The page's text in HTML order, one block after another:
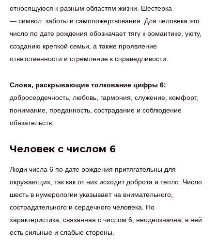
относящуюся к разным областям жизни. Шестерка
— символ заботы и самопожертвования. Для человека это
число по дате рождения обозначает тягу к романтике, уюту,
созданию крепкой семьи, а также проявление
ответственности и стремление к справедливости.
Слова, раскрывающие толкование цифры 6:
добросердечность, любовь, гармония, служение, комфорт,
понимание, преданность, сострадание и соблюдение
обязательств.
Человек с числом 6
Люди числа 6 по дате рождения притягательны для
окружающих, так как от них исходит доброта и тепло. Число
шесть в нумерологии указывает на внимательного,
сострадательного и сердечного человека. Но
характеристика, связанная с числом 6, неоднозначна, в ней
есть сильные и слабые стороны.